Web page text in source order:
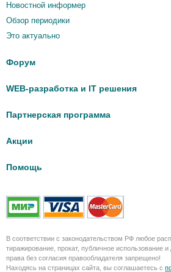
Новостной информер
Обзор периодики
Это актуально
Форум
WEB-разработка и IT решения
Партнерская программа
Акции
Помощь
В соответствии с законодательством РФ любое
тиражирование, прокат, публичное использование и
права без согласия правообладателя запрещено!
Находясь на страницах сайта, вы соглашаетесь с